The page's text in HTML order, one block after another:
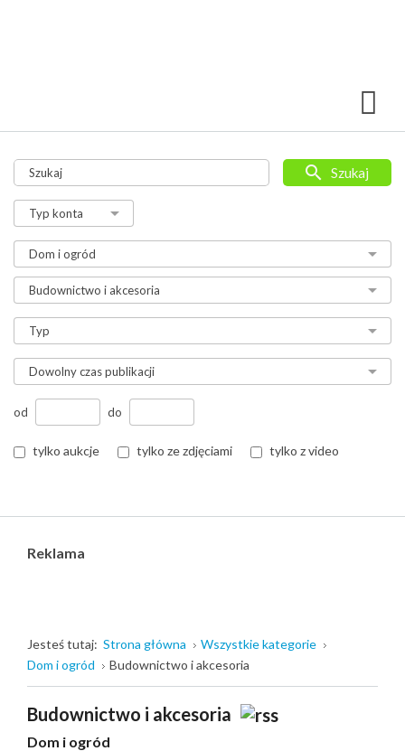
od do
tylko aukcje tylko ze zdjęciami tylko z video
Szukaj
Reklama
Jesteś tutaj: Strona główna
Wszystkie kategorie
Dom i ogród
Budownictwo i akcesoria
Budownictwo i akcesoria
Dom i ogród